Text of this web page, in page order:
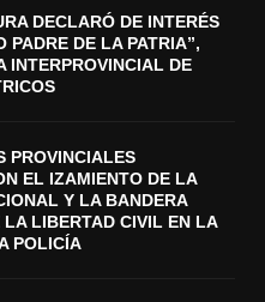
DECLARÓ DE INTERÉS
PADRE DE LA PATRIA”,
INTERPROVINCIAL DE
PROVINCIALES
EL IZAMIENTO DE LA
Y LA BANDERA
LA LIBERTAD CIVIL EN LA
POLICÍA